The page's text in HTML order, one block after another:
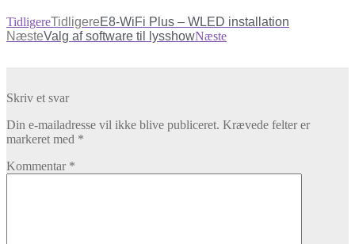
TidligereTidligereE8-WiFi Plus – WLED installation
NæsteValg af software til lysshowNæste
Skriv et svar
Din e-mailadresse vil ikke blive publiceret. Krævede felter er
markeret med *
Kommentar *